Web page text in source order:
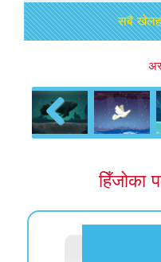
सबै
Previous
हिँजोका